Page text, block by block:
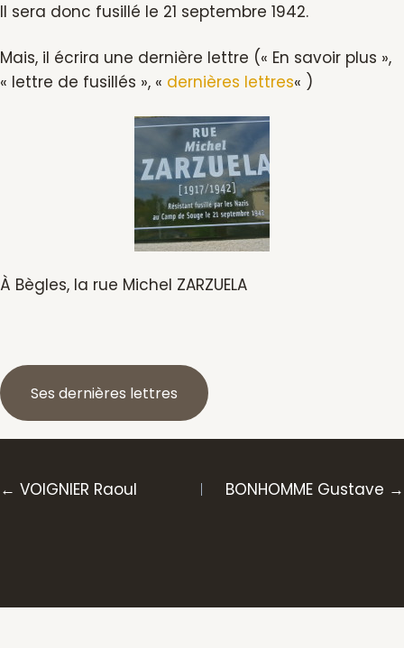
Il sera donc fusillé le 21 septembre 1942.
Mais, il écrira une dernière lettre (« En savoir plus »,
« lettre de fusillés », « dernières lettres« )
À Bègles, la rue Michel ZARZUELA
Ses dernières lettres
Posts
← VOIGNIER Raoul BONHOMME Gustave →